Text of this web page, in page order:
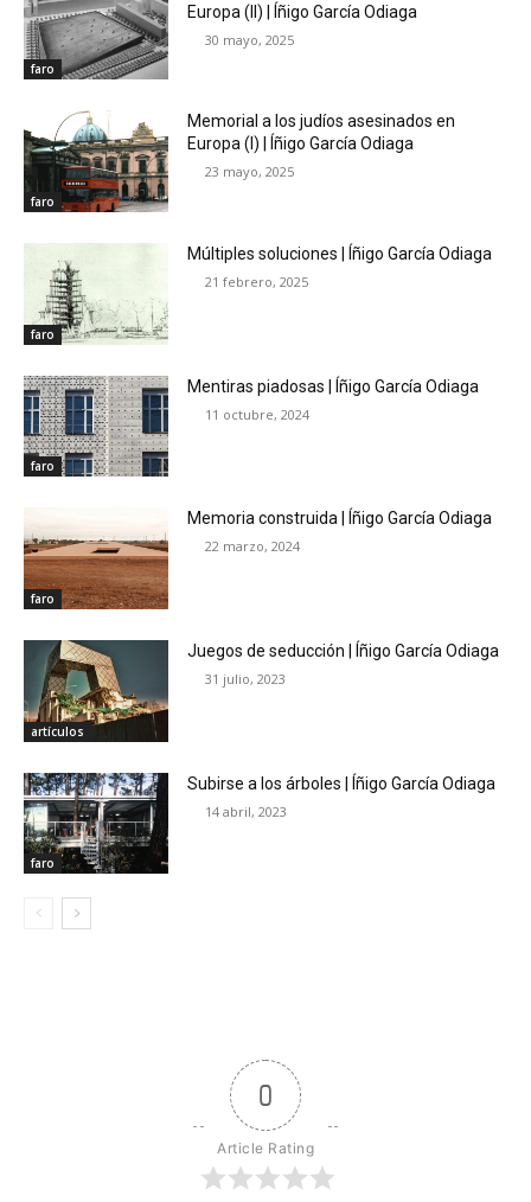
faro
Europa (II) | Íñigo García Odiaga
30 mayo, 2025
faro
Memorial a los judíos asesinados en
Europa (I) | Íñigo García Odiaga
23 mayo, 2025
faro
Múltiples soluciones | Íñigo García Odiaga
21 febrero, 2025
faro
Mentiras piadosas | Íñigo García Odiaga
11 octubre, 2024
faro
Memoria construida | Íñigo García Odiaga
22 marzo, 2024
artículos
Juegos de seducción | Íñigo García Odiaga
31 julio, 2023
faro
Subirse a los árboles | Íñigo García Odiaga
14 abril, 2023
0
Article Rating